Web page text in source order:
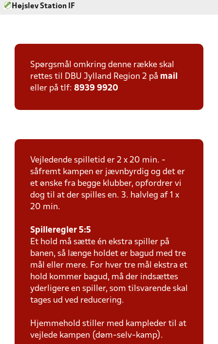
Højslev Station IF
Spørgsmål omkring denne række skal
rettes til DBU Jylland Region 2 på mail
eller på tlf: 8939 9920
Vejledende spilletid er 2 x 20 min. -
såfremt kampen er jævnbyrdig og det er
et ønske fra begge klubber, opfordrer vi
dog til at der spilles en. 3. halvleg af 1 x
20 min.
Spilleregler 5:5
Et hold må sætte én ekstra spiller på
banen, så længe holdet er bagud med tre
mål eller mere. For hver tre mål ekstra et
hold kommer bagud, må der indsættes
yderligere en spiller, som tilsvarende skal
tages ud ved reducering.
Hjemmehold stiller med kampleder til at
vejlede kampen (døm-selv-kamp).